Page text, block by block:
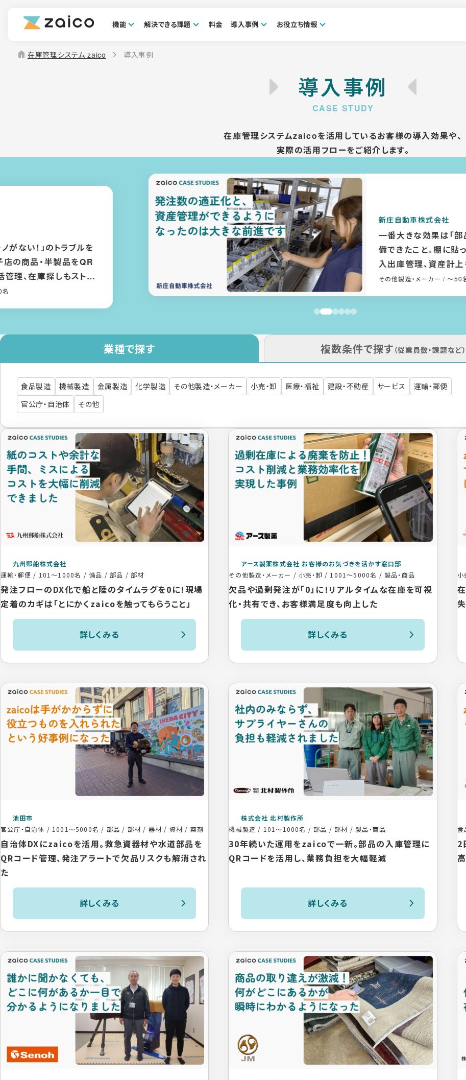
機能 解決できる課題 料金 導入事例 お役立ち情報
home 在庫管理システム zaico 導入事例
導入事例
在庫管理システムzaicoを活用しているお客様の導入効果や、
実際の活用フローをご紹介します。
効果は「部品マスタ」を整
と。棚に貼ったQRコードで
、資産計上もできるように
ーカー
日本電子株式会社
「入出庫履歴」でト
上！在庫管理の属人
店との情報共有も
機械製造/ 1001〜5000
業種で探す 複数条件で探す （従業員数・課題など）
食品製造 機械製造 金属製造 化学製造 その他製造・メーカー 小売・卸 医療・福祉 建設・不動産 サービス
運輸・郵便
官公庁・自治体
その他
九州郵船株式会社
運輸・郵便 / 101〜1000名 /備品 / 部品 / 部材
発注フローのDX化で船と陸のタイムラグを0に！現場
定着のカギは「とにかくzaicoを触ってもらうこと」
詳しくみる
アース製薬株式会社 お客様のお気づきを活かす窓口部
その他製造・メーカー / 小売・卸 / 1001〜5000名 / 製品・商品
欠品や過剰発注が「0」に！リアルタイムな在庫を可視
化・共有でき、お客様満足度も向上した
詳しくみる
小
池田市
官公庁・自治体 / 1001〜5000名 / 部品 / 部材 / 器材 / 資材 / 薬剤
自治体DXにzaicoを活用。救急資器材や水道部品を
QRコード管理、発注アラートで欠品リスクも解消され
た
詳しくみる
株式会社 北村製作所
機械製造 / 101〜1000名 /部品 / 部材 / 製品・商品
30年続いた運用をzaicoで一新。部品の入庫管理に
QRコードを活用し、業務負担を大幅軽減
詳しくみる
食
2